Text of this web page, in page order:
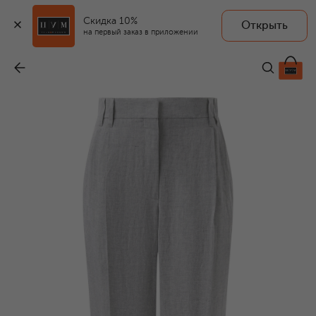
Скидка 10%
на первый заказ в приложении
Открыть
144 500 ₽